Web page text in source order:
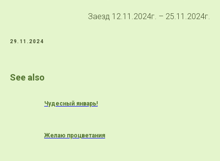
Заезд 12.11.2024г. – 25.11.2024г.
29.11.2024
See also
Чудесный январь!
Желаю процветания